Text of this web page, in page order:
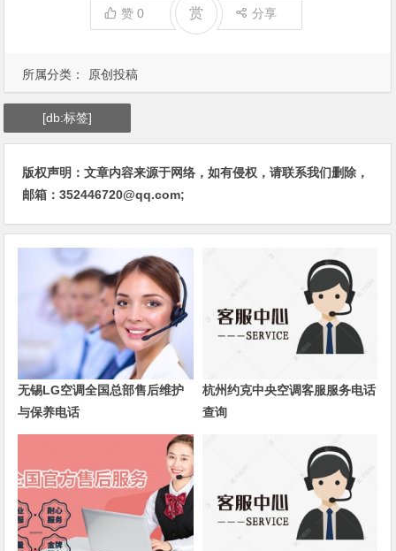
所属分类： 原创投稿
赞0 赏 分享
[db:标签]
版权声明：文章内容来源于网络，如有侵权，请联系我们删除，
邮箱：352446720@qq.com;
无锡LG空调全国总部售后维护
与保养电话
杭州约克中央空调客服服务电话
查询